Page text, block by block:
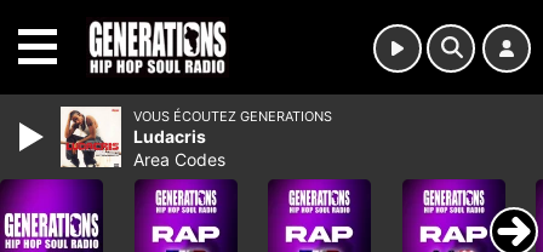
VOUS ÉCOUTEZ GENERATIONS
Ludacris
Area Codes